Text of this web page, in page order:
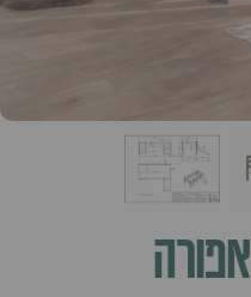
אפורה